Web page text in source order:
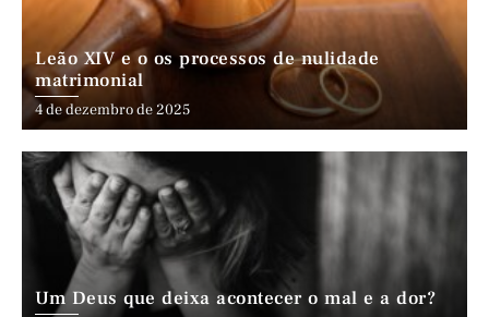
Leão XIV e o os processos de nulidade
matrimonial
4 de dezembro de 2025
Um Deus que deixa acontecer o mal e a dor?